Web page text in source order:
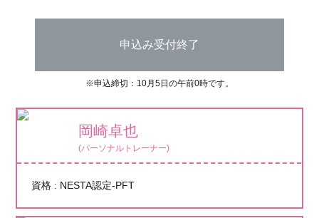
申込み受付終了
※申込締切：10月5日の午前0時です。
岡崎卓也
(パーソナルトレーナー)
資格 : NESTA認定-PFT